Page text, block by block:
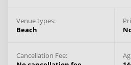
Venue types:
Beach
Cancellation Fee: